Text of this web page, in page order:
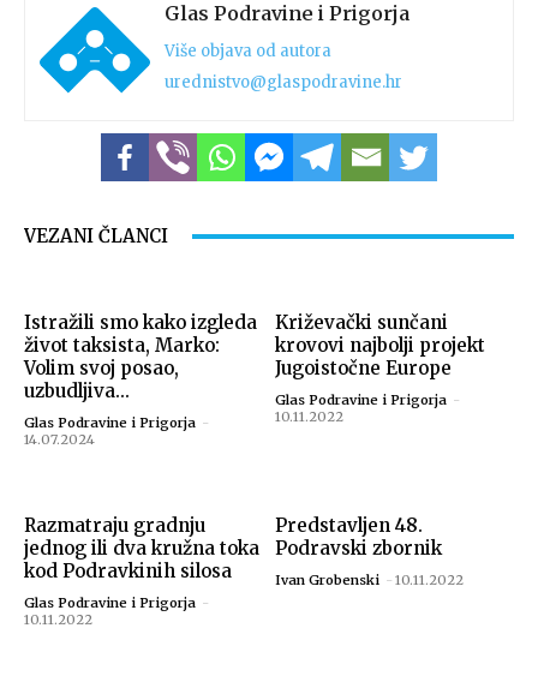
Glas Podravine i Prigorja
Više objava od autora
urednistvo@glaspodravine.hr
VEZANI ČLANCI
Istražili smo kako izgleda
život taksista, Marko:
Volim svoj posao,
uzbudljiva...
Glas Podravine i Prigorja -
14.07.2024
Križevački sunčani
krovovi najbolji projekt
Jugoistočne Europe
Glas Podravine i Prigorja -
10.11.2022
Razmatraju gradnju
jednog ili dva kružna toka
kod Podravkinih silosa
Glas Podravine i Prigorja -
10.11.2022
Predstavljen 48.
Podravski zbornik
Ivan Grobenski - 10.11.2022